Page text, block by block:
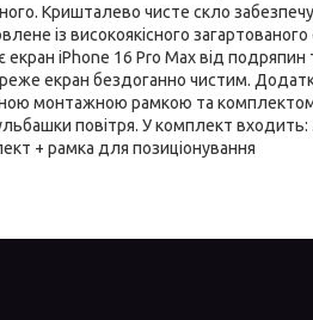
Кришталево чисте скло
із високоякісного
iPhone 16 Pro Max від
екран бездоганно чистим.
монтажною рамкою та
повітря. У комплект
+ рамка для позиціонування